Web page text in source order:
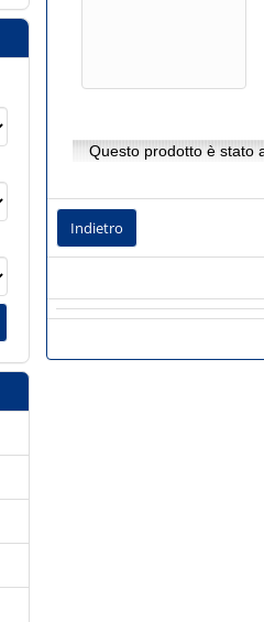
Questo prodotto è stato
Indietro